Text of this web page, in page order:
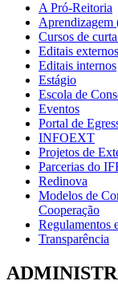
A Pró-Reitoria
Aprendizagem
Cursos de
Editais externos
Editais internos
Estágio
Escola de
Eventos
Portal de
INFOEXT
Projetos de
Parcerias do
Redinova
Modelos de
Cooperação
Regulamentos
Transparência